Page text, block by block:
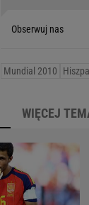
Obserwuj nas
Mundial 2010
WIĘCEJ